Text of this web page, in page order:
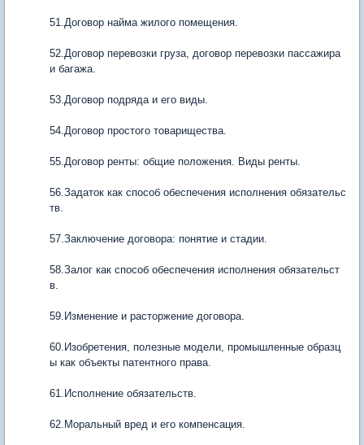
51.Договор найма жилого помещения.
52.Договор перевозки груза, договор перевозки пассажира
и багажа.
53.Договор подряда и его виды.
54.Договор простого товарищества.
55.Договор ренты: общие положения. Виды ренты.
56.Задаток как способ обеспечения исполнения обязательс
тв.
57.Заключение договора: понятие и стадии.
58.Залог как способ обеспечения исполнения обязательст
в.
59.Изменение и расторжение договора.
60.Изобретения, полезные модели, промышленные образц
ы как объекты патентного права.
61.Исполнение обязательств.
62.Моральный вред и его компенсация.